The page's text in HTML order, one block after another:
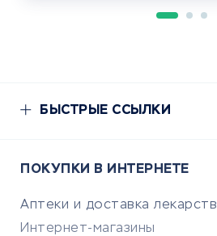
БЫСТРЫЕ ССЫЛКИ
ПОКУПКИ В ИНТЕРНЕТЕ
Аптеки и доставка лекарств
Интернет-магазины